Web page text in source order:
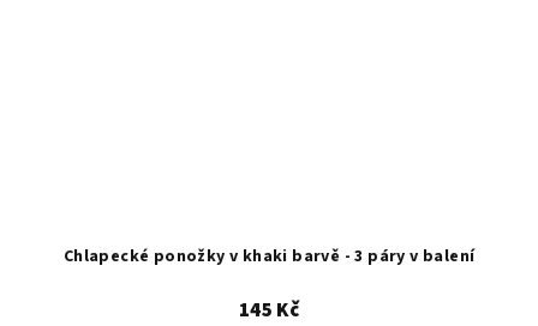
Chlapecké ponožky v khaki barvě - 3 páry v balení
145 Kč